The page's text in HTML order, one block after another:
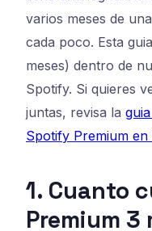
varios meses de
cada poco. Esta
meses) dentro de
Spotify. Si quieres
juntas, revisa la
Spotify Premium en
1. Cuanto
Premium 3